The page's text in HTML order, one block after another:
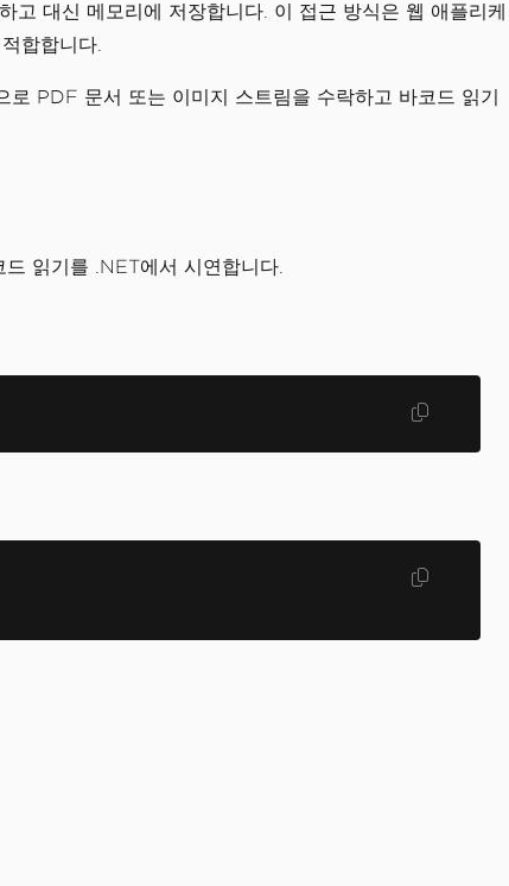
대신 메모리에 저장합니다. 이 접근 방식은 웹 애플리케
합합니다.
PDF 문서 또는 이미지 스트림을 수락하고 바코드 읽기
읽기를 .NET에서 시연합니다.